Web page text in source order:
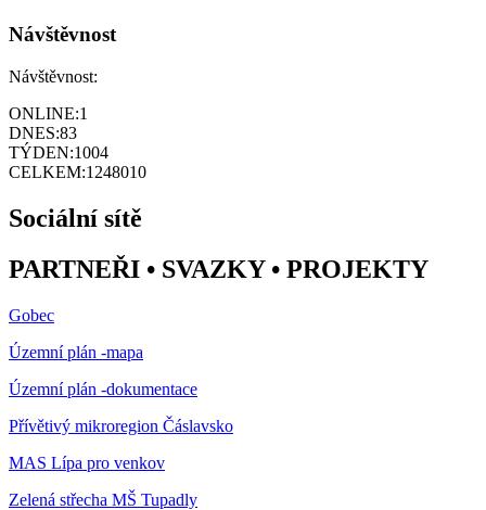
Návštěvnost
Návštěvnost:
ONLINE:1
DNES:83
TÝDEN:1004
CELKEM:1248010
Sociální sítě
PARTNEŘI • SVAZKY • PROJEKTY
Gobec
Územní plán -mapa
Územní plán -dokumentace
Přívětivý mikroregion Čáslavsko
MAS Lípa pro venkov
Zelená střecha MŠ Tupadly